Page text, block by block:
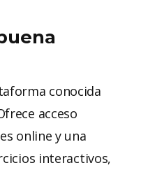
conocida
acceso
online y una
interactivos,